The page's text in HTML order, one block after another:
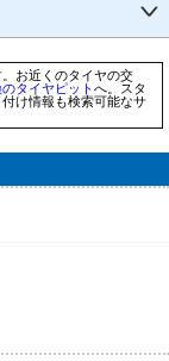
お近くのタイヤの交
タイヤピットへ。スタ
け情報も検索可能なサ